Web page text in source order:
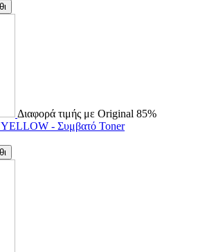
Διαφορά τιμής με Original 85%
- Συμβατό Toner